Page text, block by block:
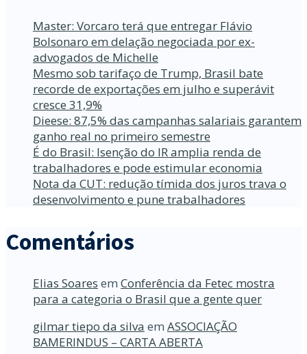
Master: Vorcaro terá que entregar Flávio
Bolsonaro em delação negociada por ex-
advogados de Michelle
Mesmo sob tarifaço de Trump, Brasil bate
recorde de exportações em julho e superávit
cresce 31,9%
Dieese: 87,5% das campanhas salariais garantem
ganho real no primeiro semestre
É do Brasil: Isenção do IR amplia renda de
trabalhadores e pode estimular economia
Nota da CUT: redução tímida dos juros trava o
desenvolvimento e pune trabalhadores
Comentários
Elias Soares em Conferência da Fetec mostra
para a categoria o Brasil que a gente quer
gilmar tiepo da silva em ASSOCIAÇÃO
BAMERINDUS – CARTA ABERTA